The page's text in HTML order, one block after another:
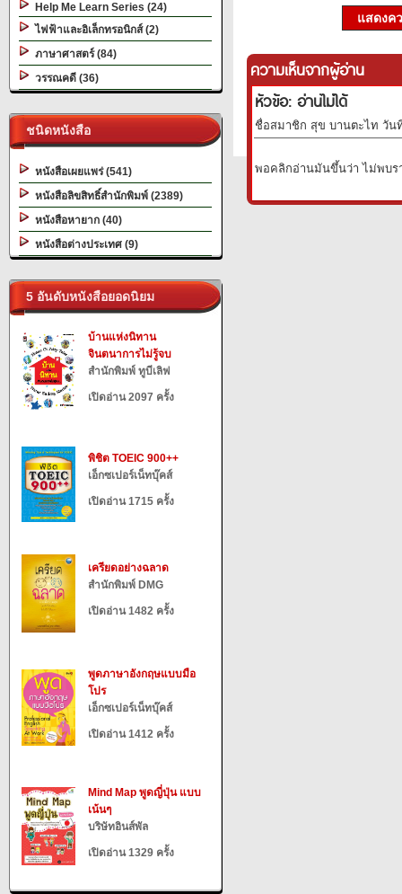
Help Me Learn Series (24)
ไฟฟ้าและอิเล็กทรอนิกส์ (2)
ภาษาศาสตร์ (84)
วรรณคดี (36)
ชนิดหนังสือ
หนังสือเผยแพร่ (541)
หนังสือลิขสิทธิ์สำนักพิมพ์ (2389)
หนังสือหายาก (40)
หนังสือต่างประเทศ (9)
5 อันดับหนังสือยอดนิยม
บ้านแห่งนิทาน
จินตนาการไม่รู้จบ
สำนักพิมพ์ ทูบีเลิฟ
เปิดอ่าน 2097 ครั้ง
พิชิต TOEIC 900++
เอ็กซเปอร์เน็ทบุ๊คส์
เปิดอ่าน 1715 ครั้ง
เครียดอย่างฉลาด
สำนักพิมพ์ DMG
เปิดอ่าน 1482 ครั้ง
พูดภาษาอังกฤษแบบมือ
โปร
เอ็กซเปอร์เน็ทบุ๊คส์
เปิดอ่าน 1412 ครั้ง
Mind Map พูดญี่ปุ่น แบบ
เน้นๆ
บริษัทอินส์พัล
เปิดอ่าน 1329 ครั้ง
แสดงค
ความเห็นจากผู้อ่าน
หัวข้อ: อ่านไม่ได้
ชื่อสมาชิก สุข บานตะไท วันที่
พอคลิกอ่านมันขึ้นว่า ไม่พบร